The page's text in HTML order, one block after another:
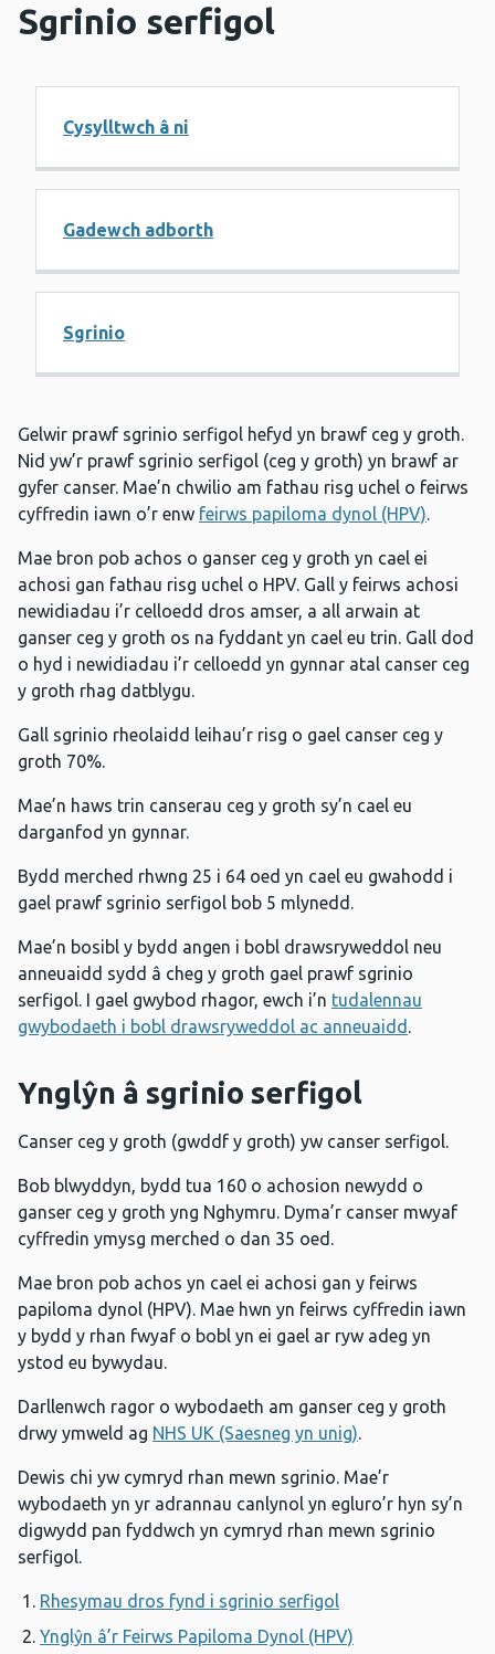
Sgrinio serfigol
Cysylltwch â ni
Gadewch adborth
Sgrinio
Gelwir prawf sgrinio serfigol hefyd yn brawf ceg y groth.
Nid yw’r prawf sgrinio serfigol (ceg y groth) yn brawf ar
gyfer canser. Mae’n chwilio am fathau risg uchel o feirws
cyffredin iawn o’r enw feirws papiloma dynol (HPV).
Mae bron pob achos o ganser ceg y groth yn cael ei
achosi gan fathau risg uchel o HPV. Gall y feirws achosi
newidiadau i’r celloedd dros amser, a all arwain at
ganser ceg y groth os na fyddant yn cael eu trin. Gall dod
o hyd i newidiadau i’r celloedd yn gynnar atal canser ceg
y groth rhag datblygu.
Gall sgrinio rheolaidd leihau’r risg o gael canser ceg y
groth 70%.
Mae’n haws trin canserau ceg y groth sy’n cael eu
darganfod yn gynnar.
Bydd merched rhwng 25 i 64 oed yn cael eu gwahodd i
gael prawf sgrinio serfigol bob 5 mlynedd.
Mae’n bosibl y bydd angen i bobl drawsryweddol neu
anneuaidd sydd â cheg y groth gael prawf sgrinio
serfigol. I gael gwybod rhagor, ewch i’n tudalennau
gwybodaeth i bobl drawsryweddol ac anneuaidd .
Ynglŷn â sgrinio serfigol
Canser ceg y groth (gwddf y groth) yw canser serfigol.
Bob blwyddyn, bydd tua 160 o achosion newydd o
ganser ceg y groth yng Nghymru. Dyma’r canser mwyaf
cyffredin ymysg merched o dan 35 oed.
Mae bron pob achos yn cael ei achosi gan y feirws
papiloma dynol (HPV). Mae hwn yn feirws cyffredin iawn
y bydd y rhan fwyaf o bobl yn ei gael ar ryw adeg yn
ystod eu bywydau.
Darllenwch ragor o wybodaeth am ganser ceg y groth
drwy ymweld ag NHS UK (Saesneg yn unig).
Dewis chi yw cymryd rhan mewn sgrinio. Mae’r
wybodaeth yn yr adrannau canlynol yn egluro’r hyn sy’n
digwydd pan fyddwch yn cymryd rhan mewn sgrinio
serfigol.
Rhesymau dros fynd i sgrinio serfigol
Ynglŷn â’r Feirws Papiloma Dynol (HPV)